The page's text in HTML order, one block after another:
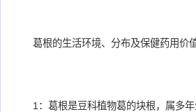
葛根的生活环境、分布及保健药用价值
1：葛根是豆科植物葛的块根，属多